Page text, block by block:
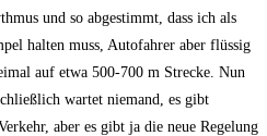
und so abgestimmt, dass ich als
halten muss, Autofahrer aber flüssig
auf etwa 500-700 m Strecke. Nun
wartet niemand, es gibt
aber es gibt ja die neue Regelung